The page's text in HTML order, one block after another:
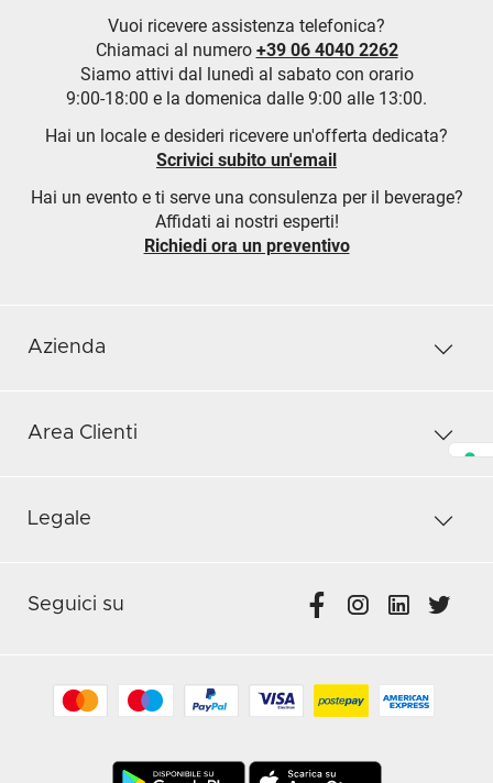
Vuoi ricevere assistenza telefonica?
Chiamaci al numero +39 06 4040 2262
Siamo attivi dal lunedì al sabato con orario
9:00-18:00 e la domenica dalle 9:00 alle 13:00.
Hai un locale e desideri ricevere un'offerta dedicata?
Scrivici subito un'email
Hai un evento e ti serve una consulenza per il beverage?
Affidati ai nostri esperti!
Richiedi ora un preventivo
Azienda
Area Clienti
Legale
Seguici su